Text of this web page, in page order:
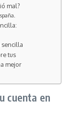
mal?
sencilla
tus
mejor
cuenta en